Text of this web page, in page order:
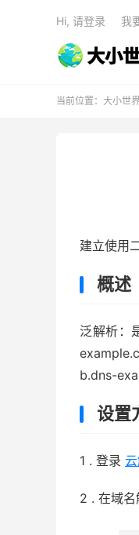
Hi, 请登录 我
当前位置： 大小世界
建立使用
概述
泛解析：
b.dns-
设置
1 . 登录
2 . 在域名